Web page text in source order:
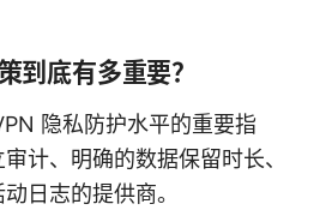
到底有多重要？
隐私防护水平的重要指
计、明确的数据保留时长、
日志的提供商。